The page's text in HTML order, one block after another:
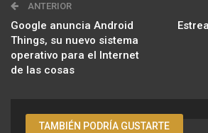
ANTERIOR
Google anuncia Android
Things, su nuevo sistema
operativo para el Internet
de las cosas
TAMBIÉN PODRÍA GUSTARTE